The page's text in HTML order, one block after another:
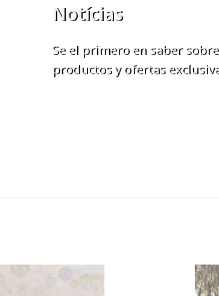
Notícias
Se el primero en saber
productos y ofertas